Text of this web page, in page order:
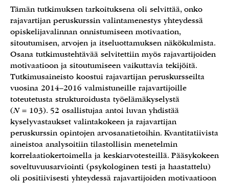
Tämän tutkimuksen tarkoituksena oli selvittää, onko
rajavartijan peruskurssin valintamenestys yhteydessä
opiskelijavalinnan onnistumiseen motivaation,
sitoutumisen, arvojen ja itseluottamuksen näkökulmista.
Osana tutkimustehtävää selvitettiin myös rajavartijoiden
motivaatioon ja sitoutumiseen vaikuttavia tekijöitä.
Tutkimusaineisto koostui rajavartijan peruskursseilta
vuosina 2014–2016 valmistuneille rajavartijoille
toteutetusta strukturoidusta työelämäkyselystä
(N = 103). 52 osallistujaa antoi luvan yhdistää
kyselyvastaukset valintakokeen ja rajavartijan
peruskurssin opintojen arvosanatietoihin. Kvantitatiivista
aineistoa analysoitiin tilastollisin menetelmin
korrelaatiokertoimella ja keskiarvotesteillä. Pääsykokeen
soveltuvuusarviointi (psykologinen testi ja haastattelu)
oli positiivisesti yhteydessä rajavartijoiden motivaatioon